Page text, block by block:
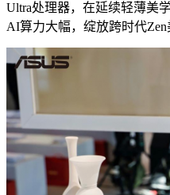
Ultra处理器，在延续轻薄美
AI算力大幅，绽放跨时代